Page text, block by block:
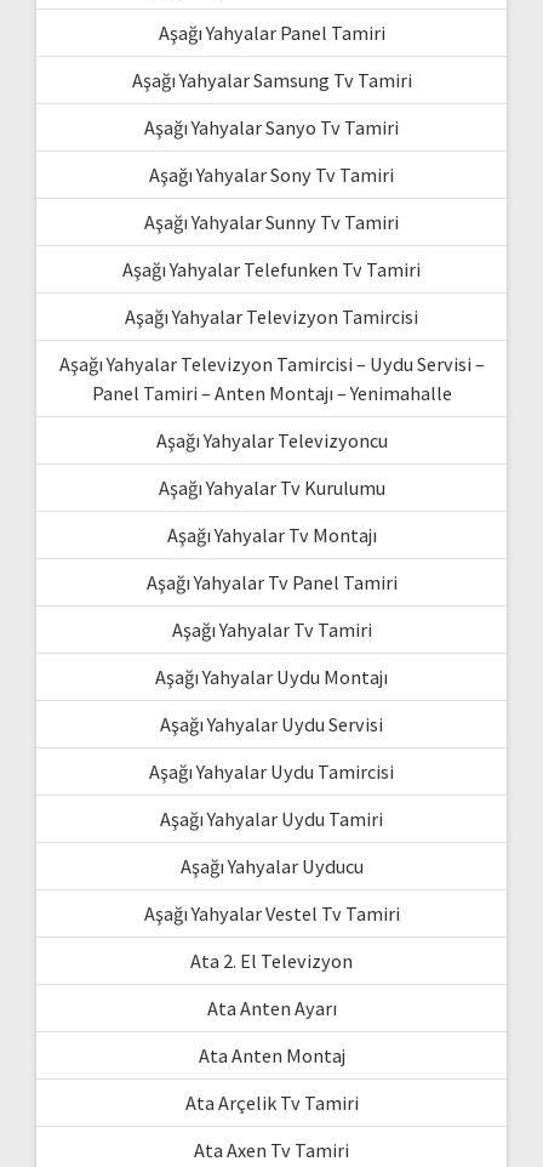
Aşağı Yahyalar Panel Tamiri
Aşağı Yahyalar Samsung Tv Tamiri
Aşağı Yahyalar Sanyo Tv Tamiri
Aşağı Yahyalar Sony Tv Tamiri
Aşağı Yahyalar Sunny Tv Tamiri
Aşağı Yahyalar Telefunken Tv Tamiri
Aşağı Yahyalar Televizyon Tamircisi
Aşağı Yahyalar Televizyon Tamircisi – Uydu Servisi –
Panel Tamiri – Anten Montajı – Yenimahalle
Aşağı Yahyalar Televizyoncu
Aşağı Yahyalar Tv Kurulumu
Aşağı Yahyalar Tv Montajı
Aşağı Yahyalar Tv Panel Tamiri
Aşağı Yahyalar Tv Tamiri
Aşağı Yahyalar Uydu Montajı
Aşağı Yahyalar Uydu Servisi
Aşağı Yahyalar Uydu Tamircisi
Aşağı Yahyalar Uydu Tamiri
Aşağı Yahyalar Uyducu
Aşağı Yahyalar Vestel Tv Tamiri
Ata 2. El Televizyon
Ata Anten Ayarı
Ata Anten Montaj
Ata Arçelik Tv Tamiri
Ata Axen Tv Tamiri